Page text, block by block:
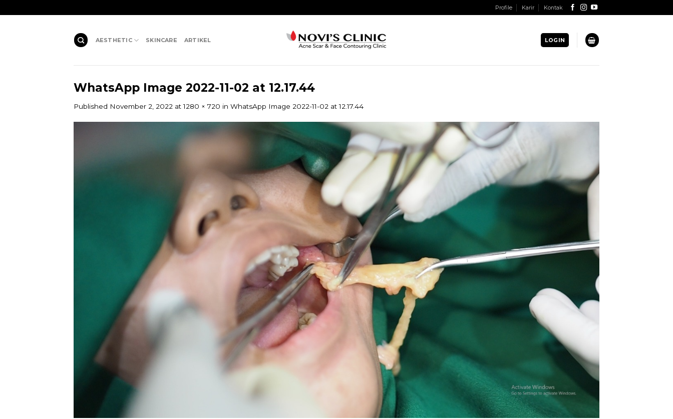
to
Profile Karir Kontak
AESTHETIC SKINCARE ARTIKEL LOGIN
WhatsApp Image 2022-11-02 at 12.17.44
Published November 2, 2022 at1280 × 720 in WhatsApp Image 2022-11-02 at 12.17.44